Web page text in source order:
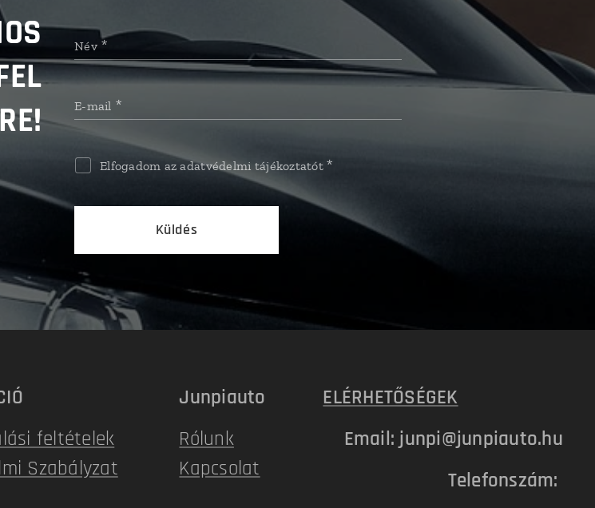
Név
E-mail
Elfogadom az adatvédelmi tájékoztatót
Küldés
feltételek
Szabályzat
Junpiauto
Rólunk
Kapcsolat
ELÉRHETŐSÉGEK
Email: junpi@junpiauto.hu
Telefonszám: